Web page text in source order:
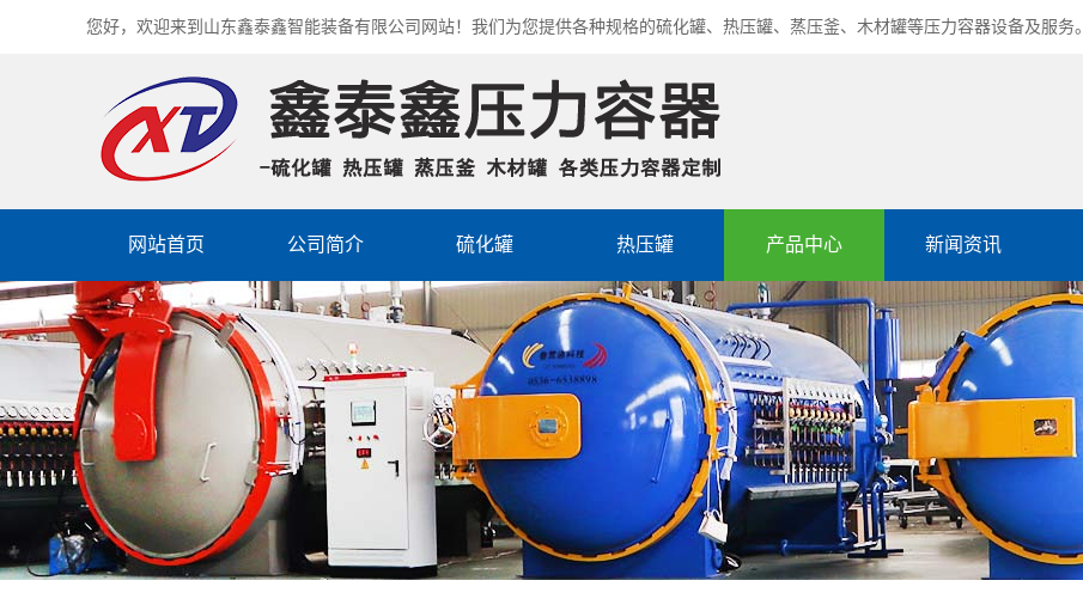
您好，欢迎来到山东鑫泰鑫智能装备有限公司网站！我们为您提供各种规格的硫化罐、热压罐、蒸压釜、木材罐等压力容器设备及服务。
网站首页 公司简介 硫化罐 热压罐 产品中心 新闻资讯